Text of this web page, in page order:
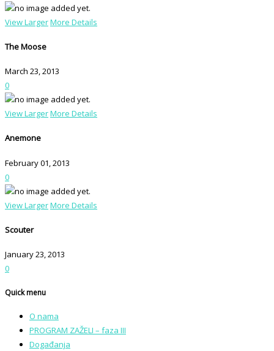
View LargerMore Details
The Moose
March 23, 2013
0
View LargerMore Details
Anemone
February 01, 2013
0
View LargerMore Details
Scouter
January 23, 2013
0
Quick menu
O nama
PROGRAM ZAŽELI – faza III
Događanja